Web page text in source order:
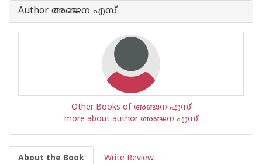
Author അഞ്ജന എസ്
Other Books of അഞ്ജന എസ്
more about author അഞ്ജന എസ്
About the Book Write Review